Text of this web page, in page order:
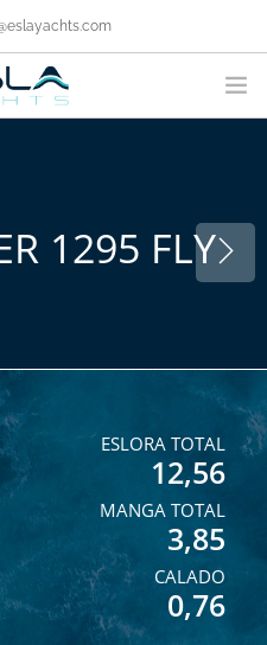
1295 FLY
ESLORA TOTAL
12,56
MANGA TOTAL
3,85
CALADO
0,76